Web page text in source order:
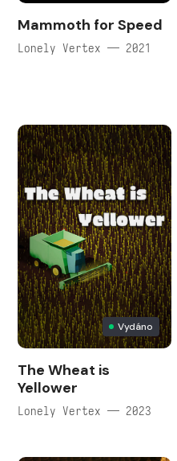
Mammoth for Speed
Lonely Vertex — 2021
Vydáno
The Wheat is
Yellower
Lonely Vertex — 2023